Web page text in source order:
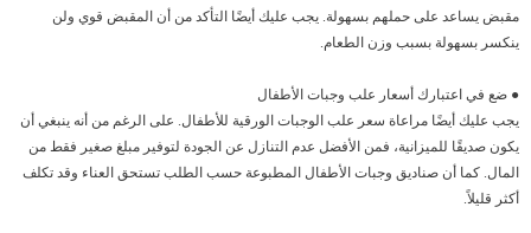
مقبض يساعد على حملهم بسهولة. يجب عليك أيضًا التأكد من أن المقبض قوي ولن
ينكسر بسهولة بسبب وزن الطعام.
● ضع في اعتبارك أسعار علب وجبات الأطفال
يجب عليك أيضًا مراعاة سعر علب الوجبات الورقية للأطفال. على الرغم من أنه ينبغي أن
يكون صديقًا للميزانية، فمن الأفضل عدم التنازل عن الجودة لتوفير مبلغ صغير فقط من
المال. كما أن صناديق وجبات الأطفال المطبوعة حسب الطلب تستحق العناء وقد تكلف
أكثر قليلاً.